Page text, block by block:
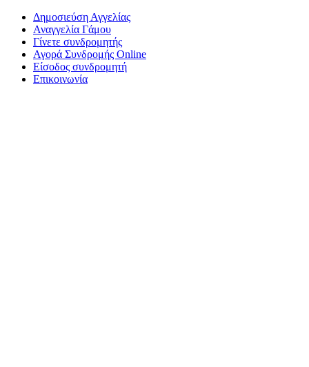
Δημοσιεύση Αγγελίας
Αναγγελία Γάμου
Γίνετε συνδρομητής
Αγορά Συνδρομής Online
Είσοδος συνδρομητή
Επικοινωνία